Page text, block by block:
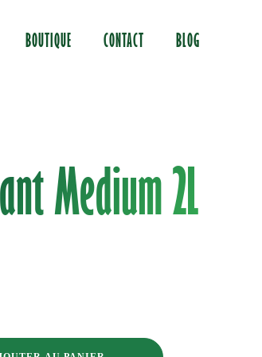
BOUTIQUE CONTACT BLOG
Medium 2L